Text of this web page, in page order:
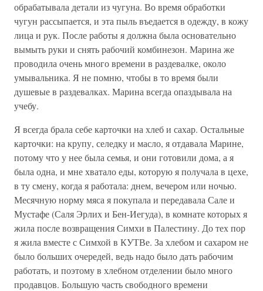
обрабатывала детали из чугуна. Во время обработки
чугун рассыпается, и эта пыль въедается в одежду, в кожу
лица и рук. После работы я должна была основательно
вымыть руки и снять рабочий комбинезон. Марина же
проводила очень много времени в раздевалке, около
умывальника. Я не помню, чтобы в то время были
душевые в раздевалках. Марина всегда опаздывала на
учебу.
Я всегда брала себе карточки на хлеб и сахар. Остальные
карточки: на крупу, селедку и масло, я отдавала Марине,
потому что у нее была семья, и они готовили дома, а я
была одна, и мне хватало еды, которую я получала в цехе,
в ту смену, когда я работала: днем, вечером или ночью.
Месячную норму мяса я покупала и передавала Сале и
Мустафе (Саля Эрлих и Бен-Иегуда), в комнате которых я
жила после возвращения Симхи в Палестину. До тех пор
я жила вместе с Симхой в КУТВе. За хлебом и сахаром не
было больших очередей, ведь надо было дать рабочим
работать, и поэтому в хлебном отделении было много
продавцов. Большую часть свободного времени